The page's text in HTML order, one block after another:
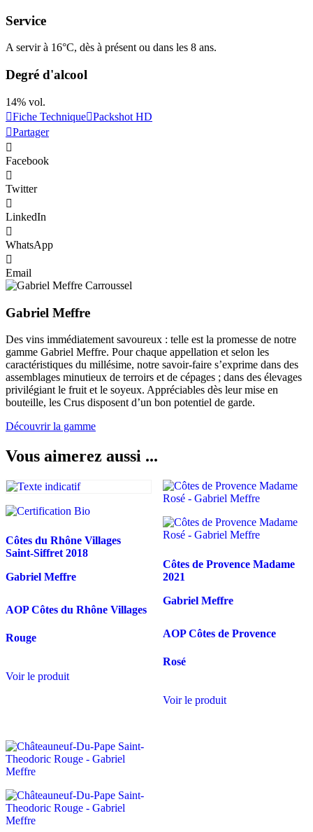
Service
A servir à 16°C, dès à présent ou dans les 8 ans.
Degré d'alcool
14% vol.
Fiche Technique Packshot HD
Partager
Facebook
Twitter
LinkedIn
WhatsApp
Email
Gabriel Meffre
Des vins immédiatement savoureux : telle est la promesse de notre
gamme Gabriel Meffre. Pour chaque appellation et selon les
caractéristiques du millésime, notre savoir-faire s’exprime dans des
assemblages minutieux de terroirs et de cépages ; dans des élevages
privilégiant le fruit et le soyeux. Appréciables dès leur mise en
bouteille, les Crus disposent d’un bon potentiel de garde.
Découvrir la gamme
Vous aimerez aussi ...
Côtes du Rhône Villages
Saint-Siffret 2018
Gabriel Meffre
AOP Côtes du Rhône Villages
Rouge
Voir le produit
Côtes de Provence Madame
2021
Gabriel Meffre
AOP Côtes de Provence
Rosé
Voir le produit